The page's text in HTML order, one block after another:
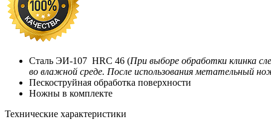
Сталь ЭИ-107 HRC 46 (При выборе обработки клинка
во влажной среде. После использования метательный
Пескоструйная обработка поверхности
Ножны в комплекте
Технические характеристики